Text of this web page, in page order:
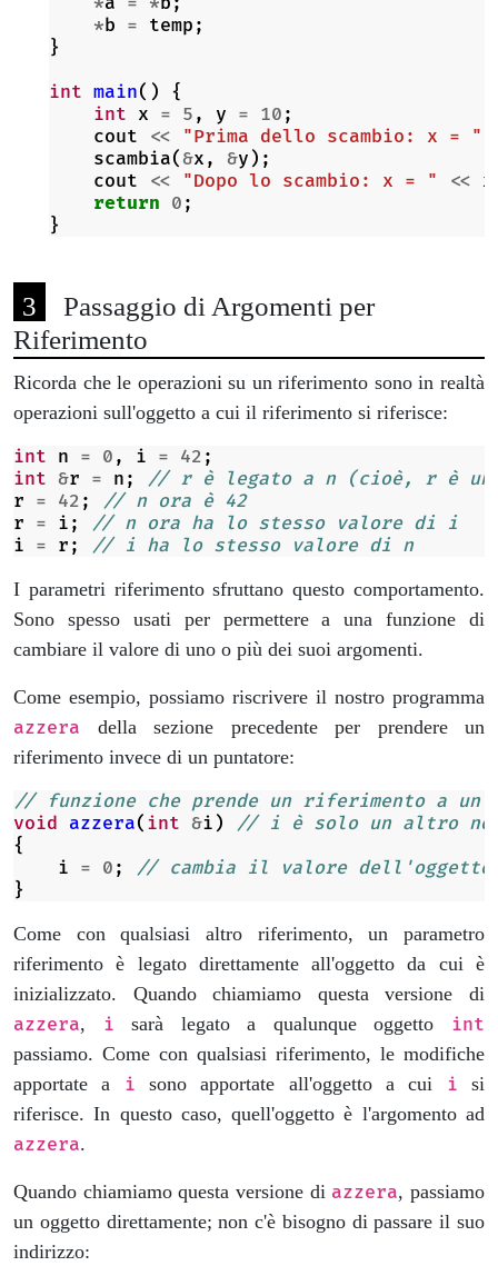
*b = temp ;
}
int main()
{
int x = 5 , y = 10 ;
cout
<< "Prima dello scambio: x = "
scambia(&x , &y );
cout
<< "Dopo lo scambio: x = " << x
return 0 ;
}
Passaggio di Argomenti per
Riferimento
Ricorda che le operazioni su un riferimento sono in realtà
operazioni sull'oggetto a cui il riferimento si riferisce:
int n = 0 , i = 42 ;
int &r = n ;
// r è legato a n (cioè, r è un
r = 42 ;
// n ora è 42
r = i ;
// n ora ha lo stesso valore di i
i = r ;
// i ha lo stesso valore di n
I parametri riferimento sfruttano questo comportamento.
Sono spesso usati per permettere a una funzione di
cambiare il valore di uno o più dei suoi argomenti.
Come esempio, possiamo riscrivere il nostro programma
azzera della sezione precedente per prendere un
riferimento invece di un puntatore:
// funzione che prende un riferimento a
void azzera( int &i )
// i è solo un altro
{
i = 0 ;
// cambia il valore
}
Come con qualsiasi altro riferimento, un parametro
riferimento è legato direttamente all'oggetto da cui è
inizializzato. Quando chiamiamo questa versione di
azzera, i sarà legato a qualunque oggetto int
passiamo. Come con qualsiasi riferimento, le modifiche
apportate a i sono apportate all'oggetto a cui i si
riferisce. In questo caso, quell'oggetto è l'argomento ad
azzera.
Quando chiamiamo questa versione di azzera, passiamo
un oggetto direttamente; non c'è bisogno di passare il suo
indirizzo: